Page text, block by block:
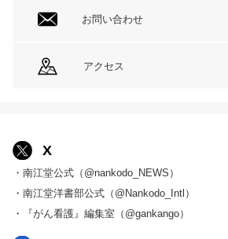
お問い合わせ
アクセス
X
・南江堂公式（@nankodo_NEWS）
・南江堂洋書部公式（@Nankodo_Intl）
・『がん看護』編集室（@gankango）